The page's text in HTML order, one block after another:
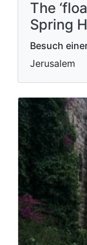
The
Spring
Besuch
Jerusalem